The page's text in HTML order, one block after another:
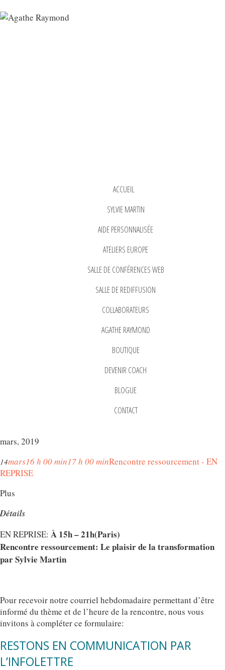
ACCUEIL
SYLVIE MARTIN
AIDE PERSONNALISÉE
ATELIERS EUROPE
SALLE DE CONFÉRENCES WEB
SALLE DE REDIFFUSION
COLLABORATEURS
AGATHE RAYMOND
BOUTIQUE
DEVENIR COACH
BLOGUE
CONTACT
mars, 2019
14mars16 h 00 min17 h 00 minRencontre ressourcement - EN
REPRISE
Plus
Détails
EN REPRISE: À 15h – 21h(Paris)
Rencontre ressourcement: Le plaisir de la transformation
par Sylvie Martin
Pour recevoir notre courriel hebdomadaire permettant d’être
informé du thème et de l’heure de la rencontre, nous vous
invitons à compléter ce formulaire:
RESTONS EN COMMUNICATION PAR
L’INFOLETTRE